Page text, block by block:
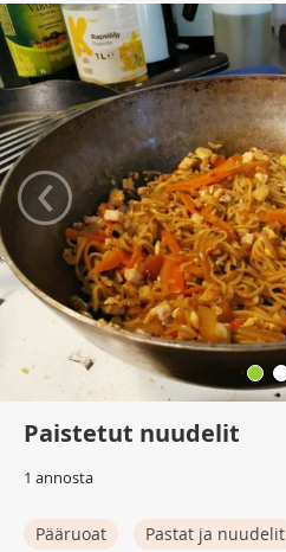
‹
Paistetut nuudelit
1 annosta
Pääruoat Pastat ja nuudelit